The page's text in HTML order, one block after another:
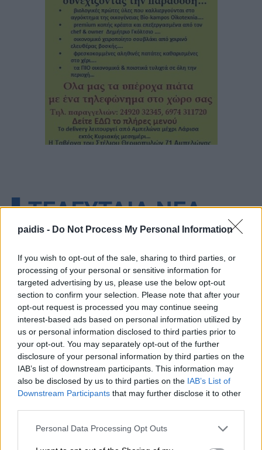
paidis - Do Not Process My Personal Information
If you wish to opt-out of the sale, sharing to third parties, or
processing of your personal or sensitive information for
targeted advertising by us, please use the below opt-out
section to confirm your selection. Please note that after your
opt-out request is processed you may continue seeing
interest-based ads based on personal information utilized by
us or personal information disclosed to third parties prior to
your opt-out. You may separately opt-out of the further
disclosure of your personal information by third parties on the
IAB’s list of downstream participants. This information may
also be disclosed by us to third parties on the IAB’s List of
Downstream Participants that may further disclose it to other
Personal Data Processing Opt Outs
▌ΤΕΛΕΥΤΑΙΑ ΝΕΑ